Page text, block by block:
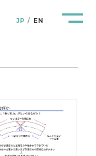
JP EN
Lab.